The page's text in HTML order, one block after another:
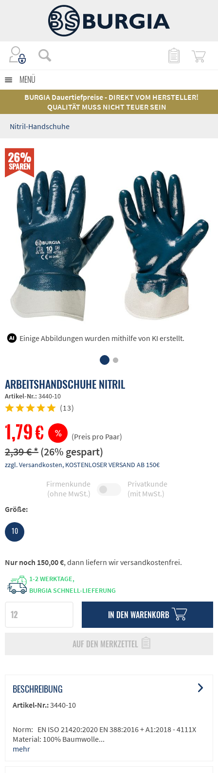
MENÜ
BURGIA Dauertiefpreise - DIREKT VOM HERSTELLER!
QUALITÄT MUSS NICHT TEUER SEIN
Nitril-Handschuhe
26%
SPAREN
Einige Abbildungen wurden mithilfe von KI erstellt.
ARBEITSHANDSCHUHE NITRIL
Artikel-Nr.: 3440-10
(13)
1,79 € (Preis pro Paar)
2,39 € *(26% gespart)
zzgl. Versandkosten, KOSTENLOSER VERSAND AB 150€
Firmenkunde
(ohne MwSt.)
Privatkunde
(mit MwSt.)
Größe:
10
1-2 WERKTAGE,
BURGIA SCHNELL-LIEFERUNG
IN DEN WARENKORB
AUF DEN MERKZETTEL
Nur noch 150,00 €, dann liefern wir versandkostenfrei.
BESCHREIBUNG
Artikel-Nr.:3440-10
Norm: EN ISO 21420:2020 EN 388:2016 + A1:2018 - 4111X
Material: 100% Baumwolle...
mehr